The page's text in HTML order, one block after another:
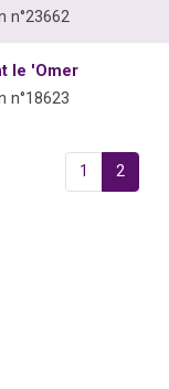
n°23662
le 'Omer
n°18623
1 2